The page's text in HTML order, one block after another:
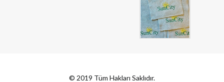
© 2019 Tüm Hakları Saklıdır.